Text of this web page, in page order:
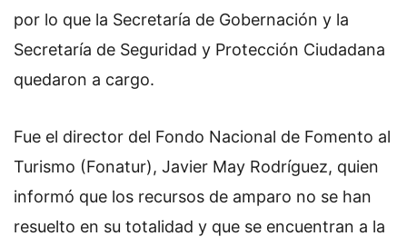
por lo que la Secretaría de Gobernación y la
Secretaría de Seguridad y Protección Ciudadana
quedaron a cargo.
Fue el director del Fondo Nacional de Fomento al
Turismo (Fonatur), Javier May Rodríguez, quien
informó que los recursos de amparo no se han
resuelto en su totalidad y que se encuentran a la